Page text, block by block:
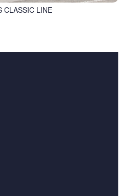
CLASSIC LINE